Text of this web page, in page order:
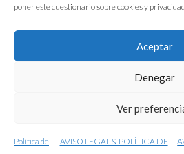
poner este cuestionario sobre cookies y
Aceptar
Denegar
Ver
Política de AVISO LEGAL & POLÍTICA DE
VÍDEOS & REPORTAJES TV